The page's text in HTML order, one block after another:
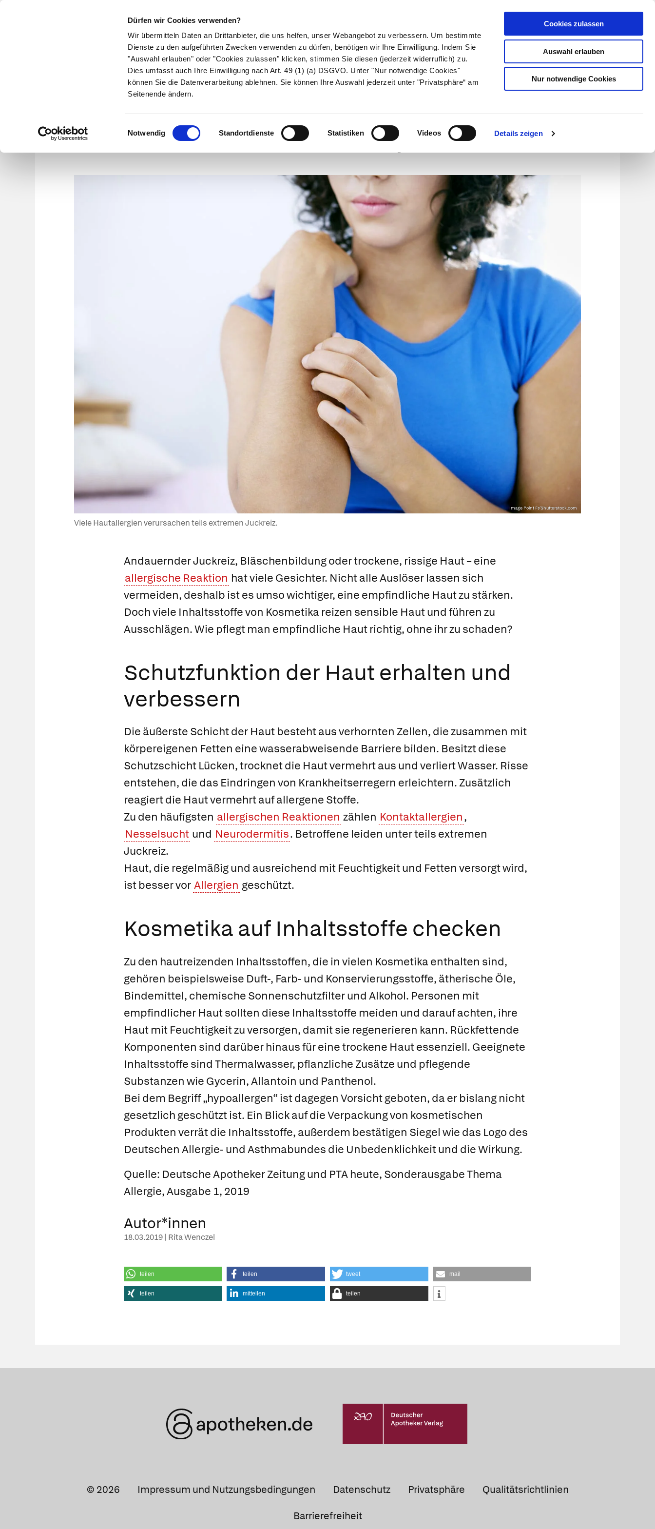
Dürfen wir Cookies verwenden?
Wir übermitteln Daten an Drittanbieter, die uns helfen, unser Webangebot zu verbessern. Um bestimmte
Dienste zu den aufgeführten Zwecken verwenden zu dürfen, benötigen wir Ihre Einwilligung. Indem Sie
"Auswahl erlauben" oder "Cookies zulassen" klicken, stimmen Sie diesen (jederzeit widerruflich) zu.
Dies umfasst auch Ihre Einwilligung nach Art. 49 (1) (a) DSGVO. Unter "Nur notwendige Cookies"
können Sie die Datenverarbeitung ablehnen. Sie können Ihre Auswahl jederzeit unter "Privatsphäre“ am
Seitenende ändern.
Einwilligungsauswahl
Notwendig Standortdienste Statistiken Videos Details zeigen
Cookies zulassen
Auswahl erlauben
Nur notwendige Cookies
Kundenlogin
Suche
Symptome Therapie Medikamente Naturheilkunde Eltern & Kind Gesund leben Über uns
Wenn die Haut juckt
Image Point Fr/Shutterstock.com
Viele Hautallergien verursachen teils extremen Juckreiz.
Andauernder Juckreiz, Bläschenbildung oder trockene, rissige Haut – eine
allergische Reaktion hat viele Gesichter. Nicht alle Auslöser lassen sich
vermeiden, deshalb ist es umso wichtiger, eine empfindliche Haut zu stärken.
Doch viele Inhaltsstoffe von Kosmetika reizen sensible Haut und führen zu
Ausschlägen. Wie pflegt man empfindliche Haut richtig, ohne ihr zu schaden?
Schutzfunktion der Haut erhalten und
verbessern
Die äußerste Schicht der Haut besteht aus verhornten Zellen, die zusammen mit
körpereigenen Fetten eine wasserabweisende Barriere bilden. Besitzt diese
Schutzschicht Lücken, trocknet die Haut vermehrt aus und verliert Wasser. Risse
entstehen, die das Eindringen von Krankheitserregern erleichtern. Zusätzlich
reagiert die Haut vermehrt auf allergene Stoffe.
Zu den häufigsten allergischen Reaktionen zählen Kontaktallergien,
Nesselsucht und Neurodermitis. Betroffene leiden unter teils extremen
Juckreiz.
Haut, die regelmäßig und ausreichend mit Feuchtigkeit und Fetten versorgt wird,
ist besser vor Allergien geschützt.
Kosmetika auf Inhaltsstoffe checken
Zu den hautreizenden Inhaltsstoffen, die in vielen Kosmetika enthalten sind,
gehören beispielsweise Duft-, Farb- und Konservierungsstoffe, ätherische Öle,
Bindemittel, chemische Sonnenschutzfilter und Alkohol. Personen mit
empfindlicher Haut sollten diese Inhaltsstoffe meiden und darauf achten, ihre
Haut mit Feuchtigkeit zu versorgen, damit sie regenerieren kann. Rückfettende
Komponenten sind darüber hinaus für eine trockene Haut essenziell. Geeignete
Inhaltsstoffe sind Thermalwasser, pflanzliche Zusätze und pflegende
Substanzen wie Gycerin, Allantoin und Panthenol.
Bei dem Begriff „hypoallergen“ ist dagegen Vorsicht geboten, da er bislang nicht
gesetzlich geschützt ist. Ein Blick auf die Verpackung von kosmetischen
Produkten verrät die Inhaltsstoffe, außerdem bestätigen Siegel wie das Logo des
Deutschen Allergie- und Asthmabundes die Unbedenklichkeit und die Wirkung.
Quelle: Deutsche Apotheker Zeitung und PTA heute, Sonderausgabe Thema
Allergie, Ausgabe 1, 2019
Autor*innen
18.03.2019 | Rita Wenczel
teilen teilen tweet mail
teilen mitteilen teilen
© 2026 Impressum und Nutzungsbedingungen Datenschutz Privatsphäre Qualitätsrichtlinien
Barrierefreiheit